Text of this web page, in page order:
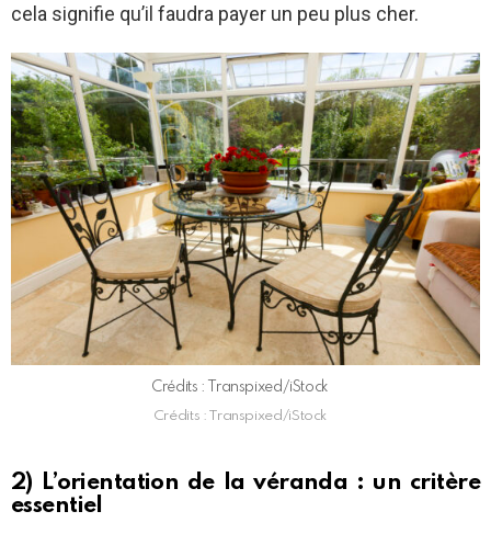
cela signifie qu’il faudra payer un peu plus cher.
Crédits : Transpixed/iStock
Crédits : Transpixed/iStock
2) L’orientation de la véranda : un critère
essentiel